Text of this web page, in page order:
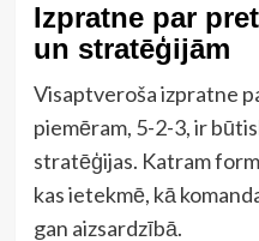
Izpratne par
un stratēģijām
Visaptveroša izpratne
piemēram, 5-2-3, ir
stratēģijas. Katram
kas ietekmē, kā
gan aizsardzībā.